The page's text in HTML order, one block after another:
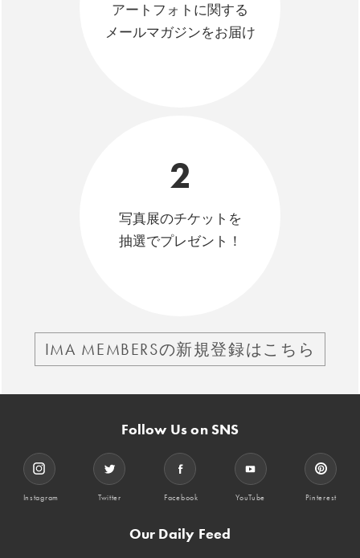
アートフォトに関する
メールマガジンをお届け
2
写真展のチケットを
抽選でプレゼント！
IMA MEMBERSの新規登録はこちら
Follow Us on SNS
Instagram Twitter Facebook YouTube Pinterest
Our Daily Feed